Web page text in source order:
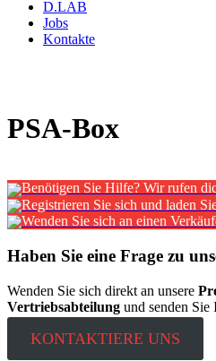
D.LAB
Jobs
Kontakte
PSA-Box
Benötigen Sie Hilfe? Wir rufen
Registrieren Sie sich und laden
Wenden Sie sich an einen
Haben Sie eine Frage zu
Wenden Sie sich direkt an unsere
Vertriebsabteilung und senden Sie
KONTAKTIERE UNS